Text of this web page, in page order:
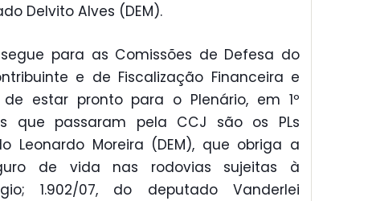
Delvito Alves (DEM).
para as Comissões de Defesa do
e de Fiscalização Financeira e
estar pronto para o Plenário, em 1º
que passaram pela CCJ são os PLs
Leonardo Moreira (DEM), que obriga a
de vida nas rodovias sujeitas à
1.902/07, do deputado Vanderlei